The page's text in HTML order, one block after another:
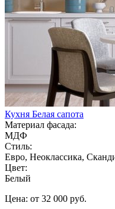
Кухня Белая сапота
Материал фасада:
МДФ
Стиль:
Евро, Неоклассика,
Цвет:
Белый
Цена: от 32 000 руб.